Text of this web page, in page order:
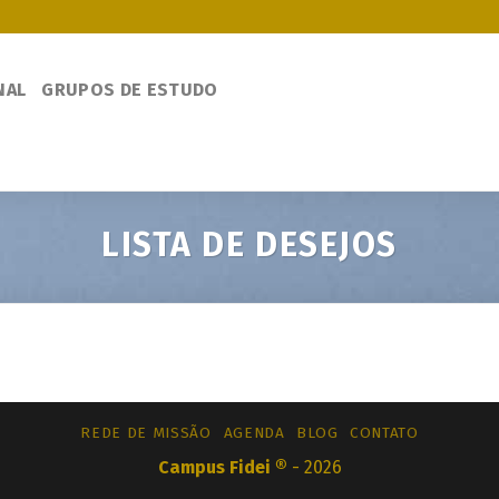
GRUPOS DE ESTUDO
LISTA DE DESEJOS
REDE DE MISSÃO AGENDA BLOG CONTATO
Campus Fidei ® - 2026